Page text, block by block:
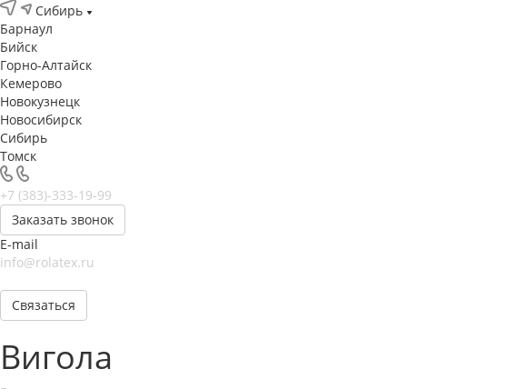
Сибирь
Барнаул
Бийск
Горно-Алтайск
Кемерово
Новокузнецк
Новосибирск
Сибирь
Томск
+7 (383)-333-19-99
Заказать звонок
E-mail
info@rolatex.ru
Связаться
Вигола